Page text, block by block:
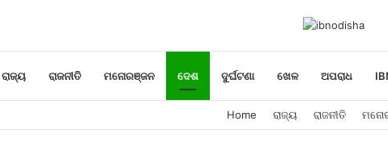
ରାଜ୍ୟ ରାଜନୀତି ମନୋରଞ୍ଜନ ଦେଶ ଦୁର୍ଘଟଣା ଖେଳ ଅପରାଧ
Home ରାଜ୍ୟ ରାଜନୀତି